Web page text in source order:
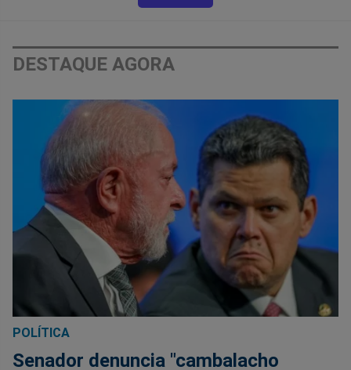
DESTAQUE AGORA
POLÍTICA
Senador denuncia "cambalacho